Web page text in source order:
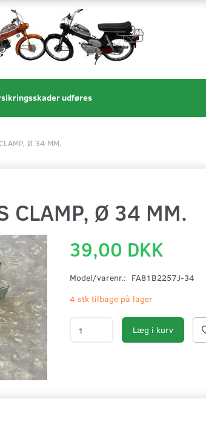
udføres
Ø 34 MM.
CLAMP, Ø 34 MM.
39,00 DKK
Model/varenr.: FA81B2257J-34
4 stk tilbage på lager
Læg i kurv